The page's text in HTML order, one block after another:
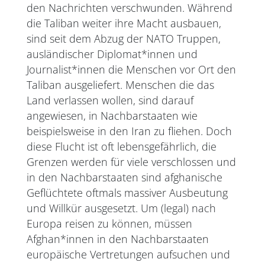
den Nachrichten verschwunden. Während
die Taliban weiter ihre Macht ausbauen,
sind seit dem Abzug der NATO Truppen,
ausländischer Diplomat*innen und
Journalist*innen die Menschen vor Ort den
Taliban ausgeliefert. Menschen die das
Land verlassen wollen, sind darauf
angewiesen, in Nachbarstaaten wie
beispielsweise in den Iran zu fliehen. Doch
diese Flucht ist oft lebensgefährlich, die
Grenzen werden für viele verschlossen und
in den Nachbarstaaten sind afghanische
Geflüchtete oftmals massiver Ausbeutung
und Willkür ausgesetzt. Um (legal) nach
Europa reisen zu können, müssen
Afghan*innen in den Nachbarstaaten
europäische Vertretungen aufsuchen und